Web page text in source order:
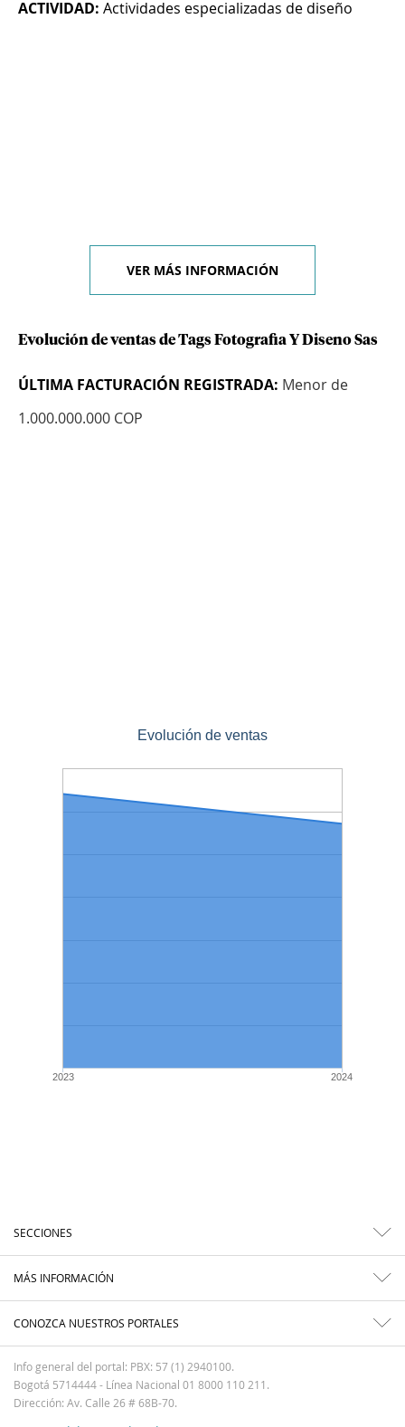
ACTIVIDAD: Actividades especializadas de diseño
VER MÁS INFORMACIÓN
Evolución de ventas de Tags Fotografia Y Diseno Sas
ÚLTIMA FACTURACIÓN REGISTRADA: Menor de
1.000.000.000 COP
Evolución de ventas
2023 2024
SECCIONES
MÁS INFORMACIÓN
CONOZCA NUESTROS PORTALES
Info general del portal: PBX: 57 (1) 2940100.
Bogotá 5714444 - Línea Nacional 01 8000 110 211.
Dirección: Av. Calle 26 # 68B-70.